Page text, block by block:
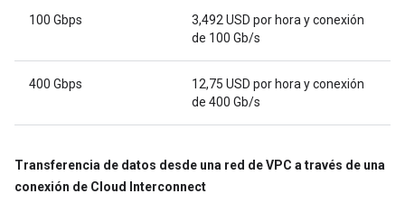
100 Gbps
3,492 USD por hora y conexión
de 100 Gb/s
400 Gbps
12,75 USD por hora y conexión
de 400 Gb/s
Transferencia de datos desde una red de VPC a través de una
conexión de Cloud Interconnect